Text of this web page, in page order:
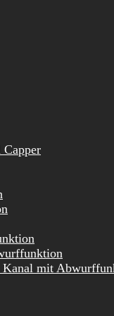
Kanal mit